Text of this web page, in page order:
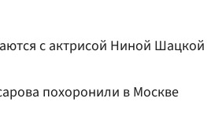
с актрисой Ниной Шацкой
похоронили в Москве